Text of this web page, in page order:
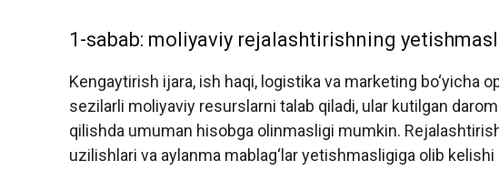
1-sabab: moliyaviy rejalashtirishning
Kengaytirish ijara, ish haqi, logistika va marketing bo‘yicha
sezilarli moliyaviy resurslarni talab qiladi, ular kutilgan
qilishda umuman hisobga olinmasligi mumkin.
uzilishlari va aylanma mablag‘lar yetishmasligiga olib